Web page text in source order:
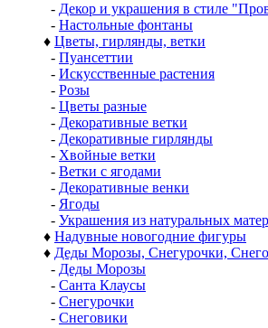
- Декор и украшения в стиле
- Настольные фонтаны
♦ Цветы, гирлянды, ветки
- Пуансеттии
- Искусственные растения
- Розы
- Цветы разные
- Декоративные ветки
- Декоративные гирлянды
- Хвойные ветки
- Ветки с ягодами
- Декоративные венки
- Ягоды
- Украшения из натуральных
♦ Надувные новогодние фигуры
♦ Деды Морозы, Снегурочки,
- Деды Морозы
- Санта Клаусы
- Снегурочки
- Снеговики